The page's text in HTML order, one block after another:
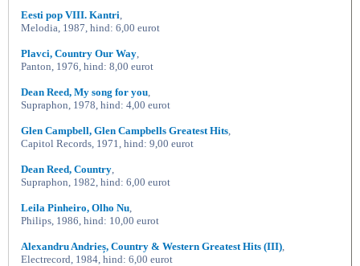
Eesti pop VIII. Kantri,
Melodia, 1987, hind: 6,00 eurot
Plavci, Country Our Way,
Panton, 1976, hind: 8,00 eurot
Dean Reed, My song for you,
Supraphon, 1978, hind: 4,00 eurot
Glen Campbell, Glen Campbells Greatest Hits,
Capitol Records, 1971, hind: 9,00 eurot
Dean Reed, Country,
Supraphon, 1982, hind: 6,00 eurot
Leila Pinheiro, Olho Nu,
Philips, 1986, hind: 10,00 eurot
Alexandru Andrieș, Country & Western Greatest Hits (III),
Electrecord, 1984, hind: 6,00 eurot